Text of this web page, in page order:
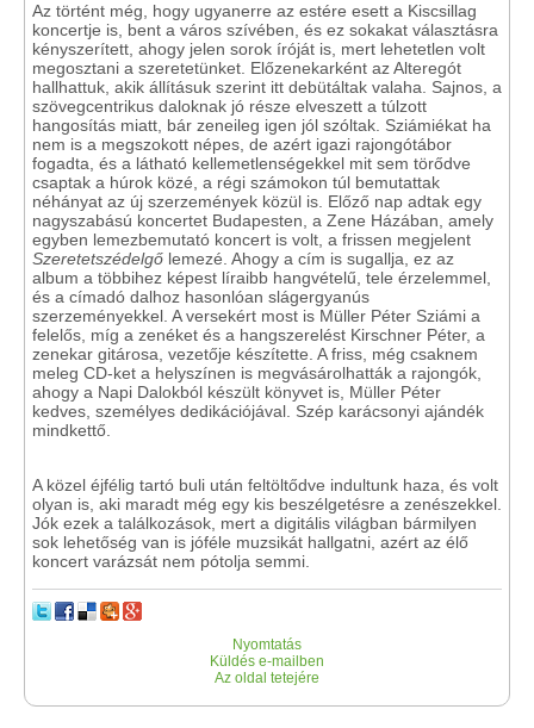
Az történt még, hogy ugyanerre az estére esett a Kiscsillag
koncertje is, bent a város szívében, és ez sokakat választásra
kényszerített, ahogy jelen sorok íróját is, mert lehetetlen volt
megosztani a szeretetünket. Előzenekarként az Alteregót
hallhattuk, akik állításuk szerint itt debütáltak valaha. Sajnos, a
szövegcentrikus daloknak jó része elveszett a túlzott
hangosítás miatt, bár zeneileg igen jól szóltak. Sziámiékat ha
nem is a megszokott népes, de azért igazi rajongótábor
fogadta, és a látható kellemetlenségekkel mit sem törődve
csaptak a húrok közé, a régi számokon túl bemutattak
néhányat az új szerzemények közül is. Előző nap adtak egy
nagyszabású koncertet Budapesten, a Zene Házában, amely
egyben lemezbemutató koncert is volt, a frissen megjelent
Szeretetszédelgő lemezé. Ahogy a cím is sugallja, ez az
album a többihez képest líraibb hangvételű, tele érzelemmel,
és a címadó dalhoz hasonlóan slágergyanús
szerzeményekkel. A versekért most is Müller Péter Sziámi a
felelős, míg a zenéket és a hangszerelést Kirschner Péter, a
zenekar gitárosa, vezetője készítette. A friss, még csaknem
meleg CD-ket a helyszínen is megvásárolhatták a rajongók,
ahogy a Napi Dalokból készült könyvet is, Müller Péter
kedves, személyes dedikációjával. Szép karácsonyi ajándék
mindkettő.
A közel éjfélig tartó buli után feltöltődve indultunk haza, és volt
olyan is, aki maradt még egy kis beszélgetésre a zenészekkel.
Jók ezek a találkozások, mert a digitális világban bármilyen
sok lehetőség van is jóféle muzsikát hallgatni, azért az élő
koncert varázsát nem pótolja semmi.
Nyomtatás
Küldés e-mailben
Az oldal tetejére